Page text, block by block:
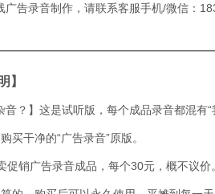
广告录音制作，请联系客服手机/微信：
】
？】这是试听版，每个成品录音都混有
买干净的“广告录音”原版。
销广告录音成品，每个30元，概不议